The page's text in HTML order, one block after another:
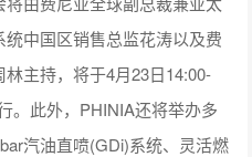
中国区销售总监花涛以及费
主持，将于4月23日14:00-
。此外，PHINIA还将举办多
汽油直喷(GDi)系统、灵活燃